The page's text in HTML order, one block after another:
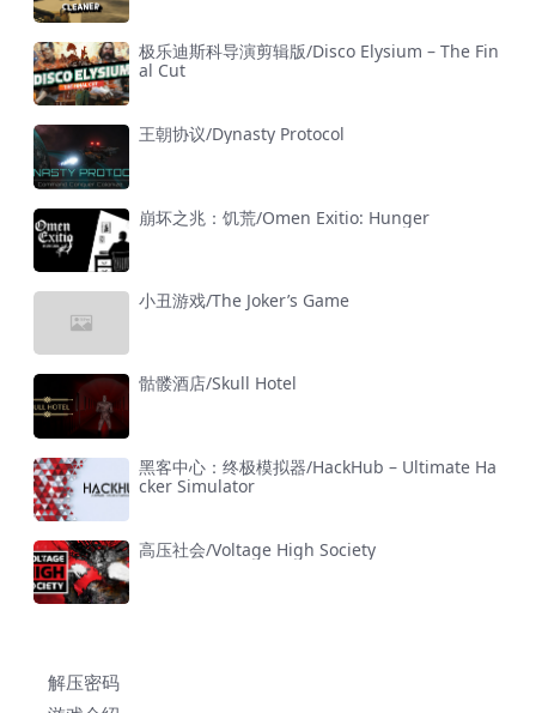
极乐迪斯科导演剪辑版/Disco Elysium – The Fin
al Cut
王朝协议/Dynasty Protocol
崩坏之兆：饥荒/Omen Exitio: Hunger
小丑游戏/The Joker’s Game
骷髅酒店/Skull Hotel
黑客中心：终极模拟器/HackHub – Ultimate Ha
cker Simulator
高压社会/Voltage High Society
解压密码